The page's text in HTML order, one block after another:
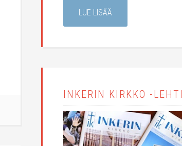
LUE LISÄÄ
INKERIN KIRKKO -LEHTI